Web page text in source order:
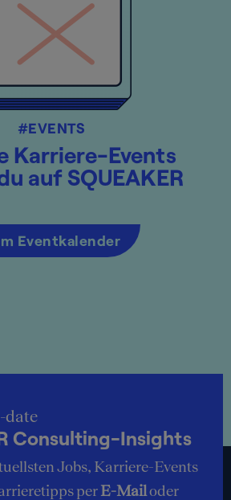
#EVENTS
Karriere-Events
auf SQUEAKER
Eventkalender
date
Consulting-Insights
Jobs, Karriere-Events
perE-Mailoder